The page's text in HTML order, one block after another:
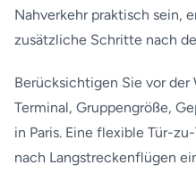
Nahverkehr praktisch sein,
zusätzliche Schritte nach
Berücksichtigen Sie vor
Terminal, Gruppengröße,
in Paris. Eine flexible Tür-
nach Langstreckenflügen